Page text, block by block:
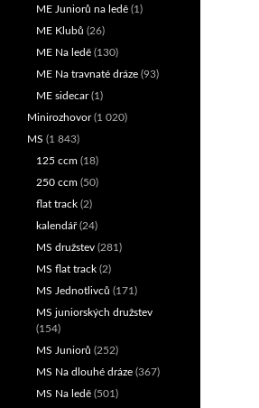
ME Juniorů na ledě (1)
ME Klubů (26)
ME Na ledě (130)
ME Na travnaté dráze (93)
ME sidecar(1)
Minirozhovor(1 020)
MS (1 843)
125 ccm (18)
250 ccm (50)
flat track (2)
kalendář(24)
MS družstev (281)
MS flat track (2)
MS Jednotlivců (171)
MS juniorských družstev
(154)
MS Juniorů (252)
MS Na dlouhé dráze (367)
MS Na ledě (501)